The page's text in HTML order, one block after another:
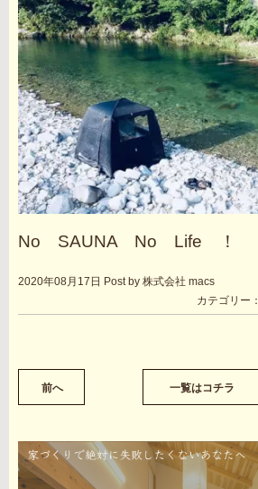
No SAUNA No Life ！
2020年08月17日 Post by 株式会社 macs
カテゴリー：
前へ 一覧はコチラ